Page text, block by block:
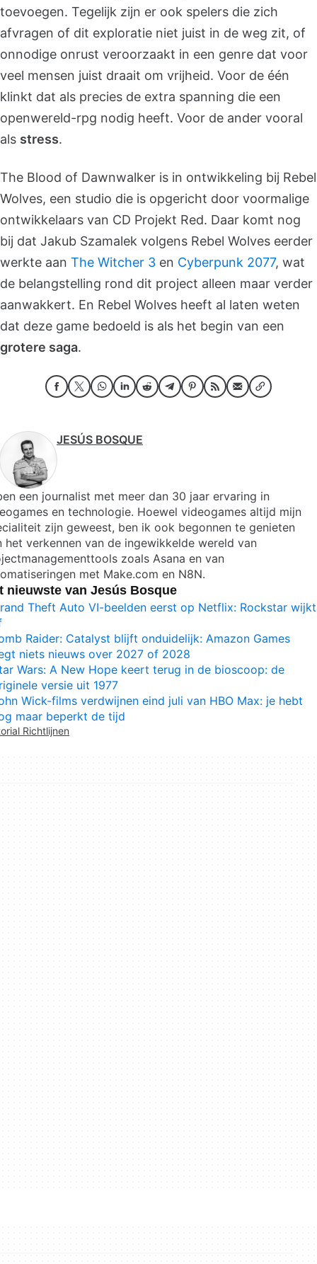
toevoegen. Tegelijk zijn er ook spelers die zich
afvragen of dit exploratie niet juist in de weg zit, of
onnodige onrust veroorzaakt in een genre dat voor
veel mensen juist draait om vrijheid. Voor de één
klinkt dat als precies de extra spanning die een
openwereld-rpg nodig heeft. Voor de ander vooral
als stress.
The Blood of Dawnwalker is in ontwikkeling bij Rebel
Wolves, een studio die is opgericht door voormalige
ontwikkelaars van CD Projekt Red. Daar komt nog
bij dat Jakub Szamalek volgens Rebel Wolves eerder
werkte aan The Witcher 3 en Cyberpunk 2077, wat
de belangstelling rond dit project alleen maar verder
aanwakkert. En Rebel Wolves heeft al laten weten
dat deze game bedoeld is als het begin van een
grotere saga.
JESÚS BOSQUE
een journalist met meer dan 30 jaar ervaring in
en technologie. Hoewel videogames altijd mijn
zijn geweest, ben ik ook begonnen te genieten
het verkennen van de ingewikkelde wereld van
zoals Asana en van
met Make.com en N8N.
nieuwste van Jesús Bosque
Theft Auto VI-beelden eerst op Netflix: Rockstar wijkt
Raider: Catalyst blijft onduidelijk: Amazon Games
niets nieuws over 2027 of 2028
Wars: A New Hope keert terug in de bioscoop: de
versie uit 1977
Wick-films verdwijnen eind juli van HBO Max: je hebt
maar beperkt de tijd
Richtlijnen